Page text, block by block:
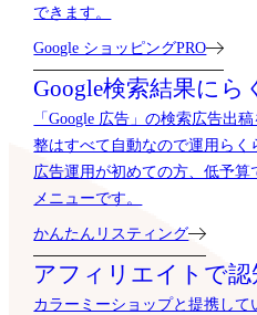
できます。
Google ショッピングPRO
Google検索結果に ら
「Google 広告」の検索広告出
整はすべて自動なので運用らく
広告運用が初めての方、低予
メニューです。
かんたんリスティング
アフィリエイトで認
カラーミーショップと提携し